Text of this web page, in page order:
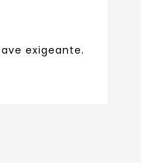
exigeante.